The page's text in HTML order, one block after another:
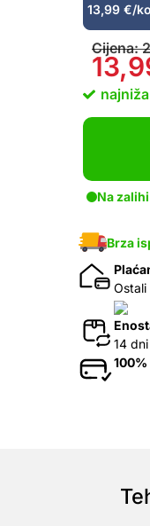
13,99 €/
Cijena:
Na zalihi
Brza
Ostali
14